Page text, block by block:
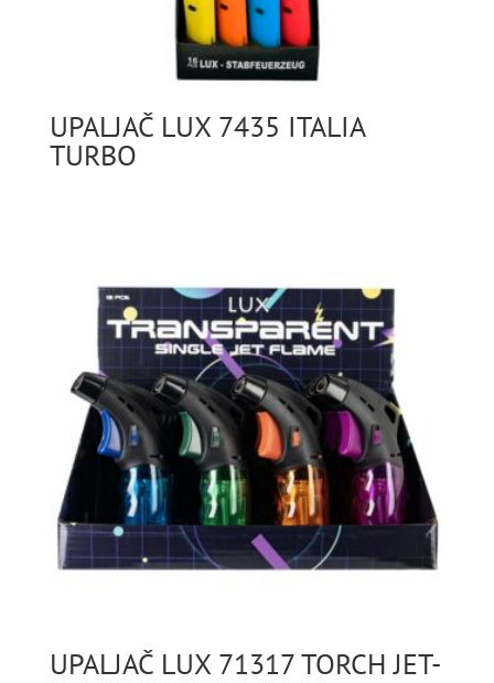
UPALJAČ LUX 7435 ITALIA
TURBO
UPALJAČ LUX 71317 TORCH JET-